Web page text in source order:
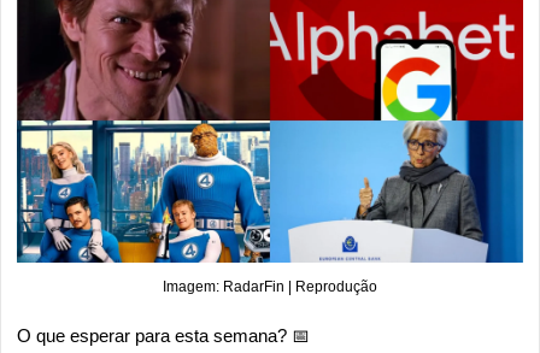
Imagem: RadarFin | Reprodução
O que esperar para esta semana? 📅